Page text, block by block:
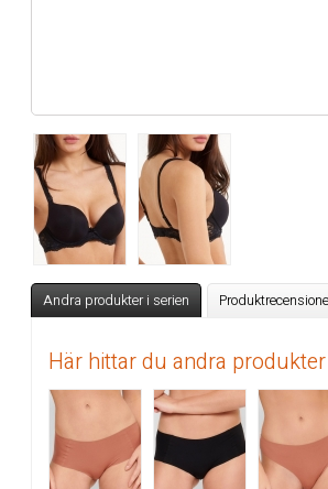
Andra produkter i serien
Här hittar du andra